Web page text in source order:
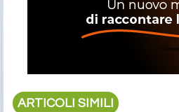
ARTICOLI SIMILI